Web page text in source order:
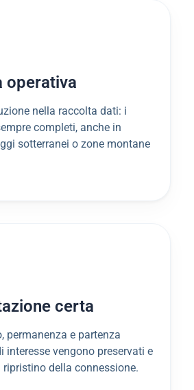
operativa
nella raccolta dati: i
completi, anche in
sotterranei o zone montane
certa
permanenza e partenza
interesse vengono preservati e
della connessione.